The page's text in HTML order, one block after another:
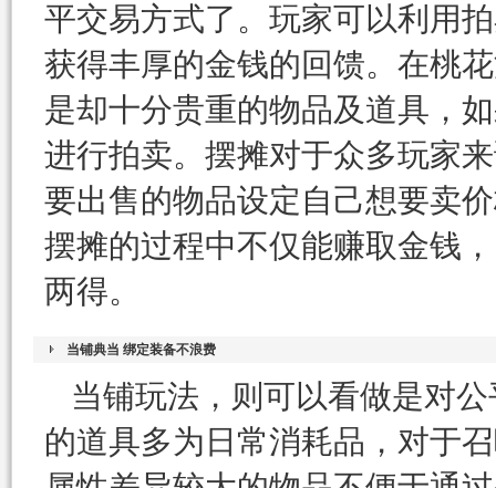
平交易方式了。玩家可以利用
获得丰厚的金钱的回馈。在桃
是却十分贵重的物品及道具，
进行拍卖。摆摊对于众多玩家
要出售的物品设定自己想要卖
摆摊的过程中不仅能赚取金钱
两得。
当铺典当 绑定装备不浪费
当铺玩法，则可以看做是对
的道具多为日常消耗品，对于